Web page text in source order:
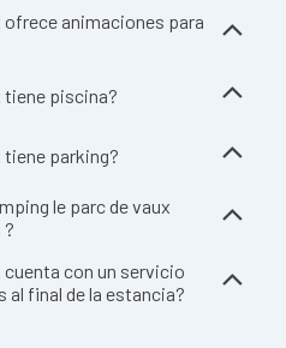
ofrece animaciones para
tiene piscina?
tiene parking?
le parc de vaux
cuenta con un servicio
al final de la estancia?